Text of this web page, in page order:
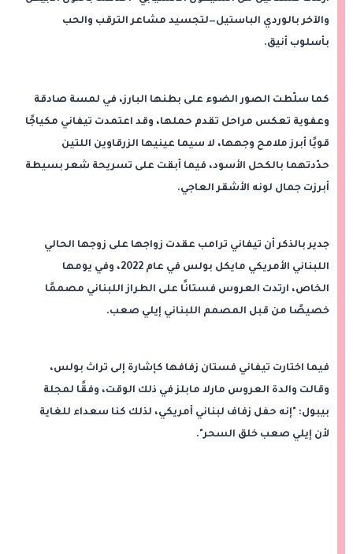
والآخر بالوردي الباستيل—لتجسيد مشاعر الترقب والحب
بأسلوب أنيق.
كما سلّطت الصور الضوء على بطنها البارز، في لمسة صادقة
وعفوية تعكس مراحل تقدم حملها، وقد اعتمدت تيفاني مكياجًا
قويًا أبرز ملامح وجهها، لا سيما عينيها الزرقاوين اللتين
حدّدتهما بالكحل الأسود، فيما أبقت على تسريحة شعر بسيطة
أبرزت جمال لونه الأشقر العاجي.
جدير بالذكر أن تيفاني ترامب عقدت زواجها على زوجها الحالي
اللبناني الأمريكي مايكل بولس في عام 2022، وفي يومها
الخاص، ارتدت العروس فستانًا على الطراز اللبناني مصممًا
خصيصًا من قبل المصمم اللبناني إيلي صعب.
فيما اختارت تيفاني فستان زفافها كإشارة إلى تراث بولس،
وقالت والدة العروس مارلا مابلز في ذلك الوقت، وفقًا لمجلة
بيبول: "إنه حفل زفاف لبناني أمريكي، لذلك كنا سعداء للغاية
لأن إيلي صعب خلق السحر".